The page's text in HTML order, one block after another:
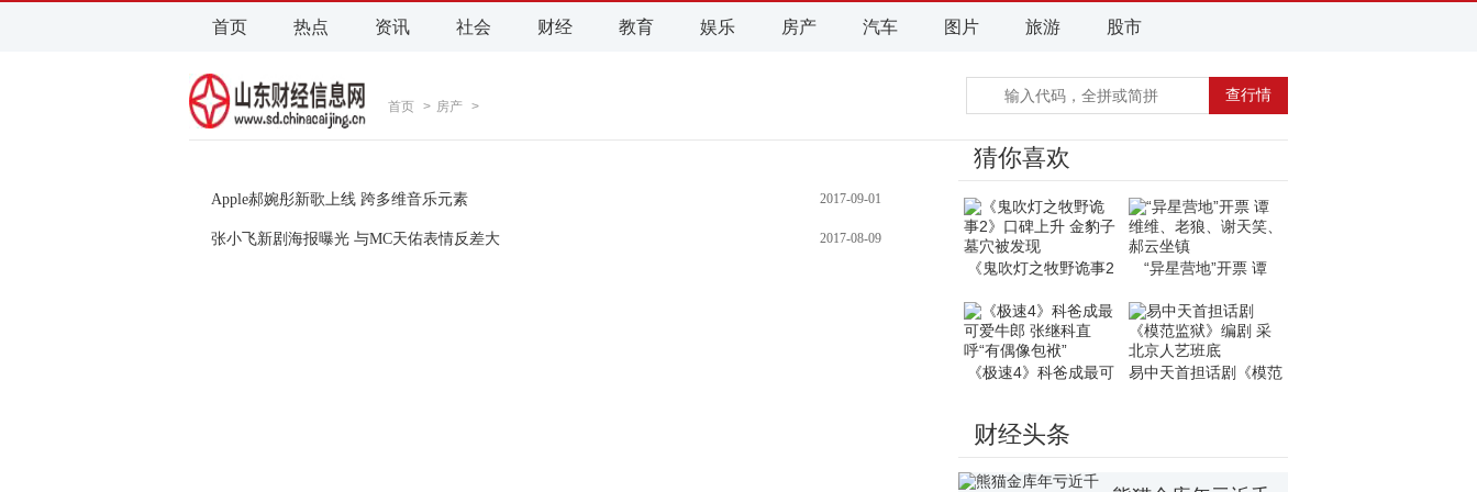
首页 热点 资讯 社会 财经 教育 娱乐 房产 汽车 图片 旅游 股市
首页 > 房产 >
2017-09-01
Apple郝婉彤新歌上线 跨多维音乐元素
2017-08-09
张小飞新剧海报曝光 与MC天佑表情反差大
猜你喜欢
《鬼吹灯之牧野诡事2 “异星营地”开票 谭
《极速4》科爸成最可 易中天首担话剧《模范
财经头条